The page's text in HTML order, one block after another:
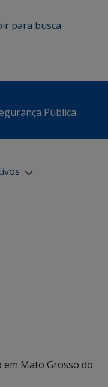
ir para busca
Pública
em Mato Grosso do